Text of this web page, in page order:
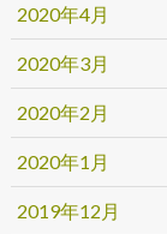
2020年4月
2020年3月
2020年2月
2020年1月
2019年12月